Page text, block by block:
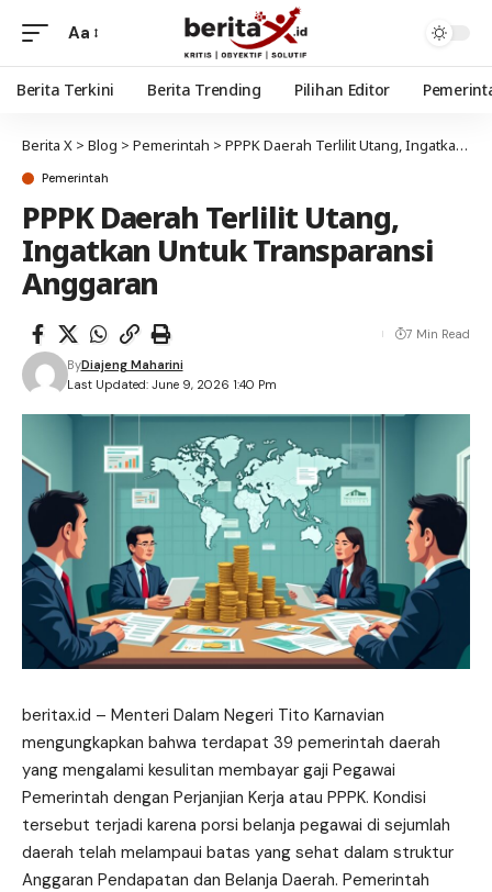
Aa
Berita Terkini Berita Trending Pilihan Editor
Berita X > Blog > Pemerintah > PPPK Daerah Terlilit Utang, Ingatkan Untuk Transparansi Anggaran
Pemerintah
PPPK Daerah Terlilit Utang,
Ingatkan Untuk Transparansi
Anggaran
Last Updated: June 9, 2026 1:40 Pm
ByDiajeng Maharini
7 Min Read
beritax.id – Menteri Dalam Negeri Tito Karnavian
mengungkapkan bahwa terdapat 39 pemerintah daerah
yang mengalami kesulitan membayar gaji Pegawai
Pemerintah dengan Perjanjian Kerja atau PPPK. Kondisi
tersebut terjadi karena porsi belanja pegawai di sejumlah
daerah telah melampaui batas yang sehat dalam struktur
Anggaran Pendapatan dan Belanja Daerah. Pemerintah